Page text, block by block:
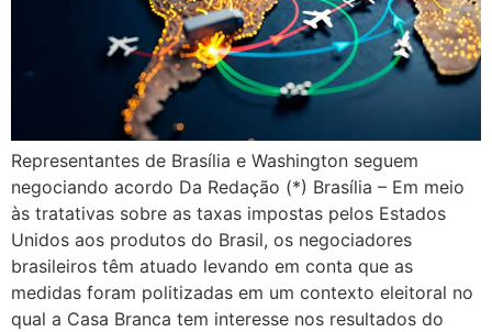
Representantes de Brasília e Washington seguem
negociando acordo Da Redação (*) Brasília – Em meio
às tratativas sobre as taxas impostas pelos Estados
Unidos aos produtos do Brasil, os negociadores
brasileiros têm atuado levando em conta que as
medidas foram politizadas em um contexto eleitoral no
qual a Casa Branca tem interesse nos resultados do